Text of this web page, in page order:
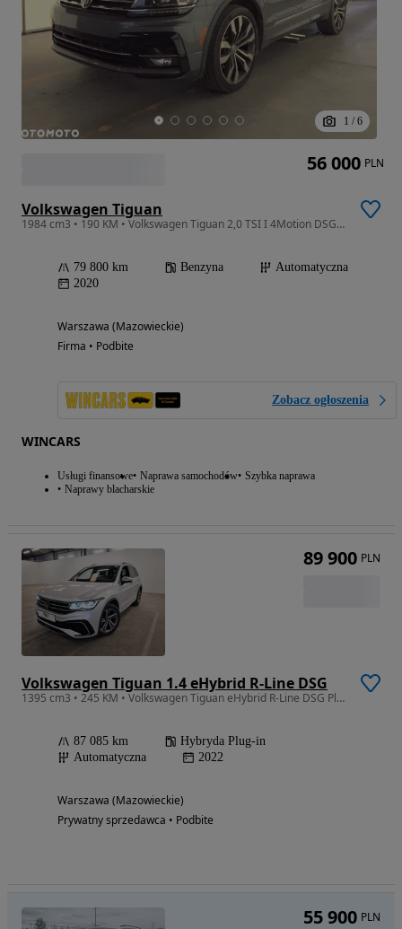
1 / 6
Volkswagen Tiguan
1984 cm3 • 190 KM • Volkswagen Tiguan 2,0 TSI I 4Motion DSG I R-Line
79 800 km Benzyna
Automatyczna
2020
Warszawa (Mazowieckie)
Firma • Podbite
Zobacz ogłoszenia
WINCARS
Usługi finansowe Naprawa samochodów Szybka naprawa
Naprawy blacharskie
56 000 PLN
Volkswagen Tiguan 1.4 eHybrid R-Line DSG
1395 cm3 • 245 KM • Volkswagen Tiguan eHybrid R-Line DSG Plug-in Hybrid
87 085 km
Hybryda Plug-in
Automatyczna
2022
Warszawa (Mazowieckie)
Prywatny sprzedawca • Podbite
89 900 PLN
55 900 PLN